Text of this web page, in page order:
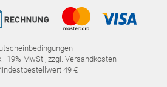
19% MwSt., zzgl. Versandkosten
49 €